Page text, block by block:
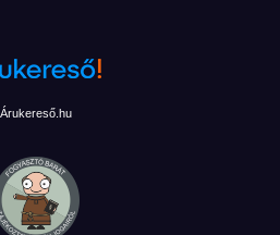
Árukereső.hu